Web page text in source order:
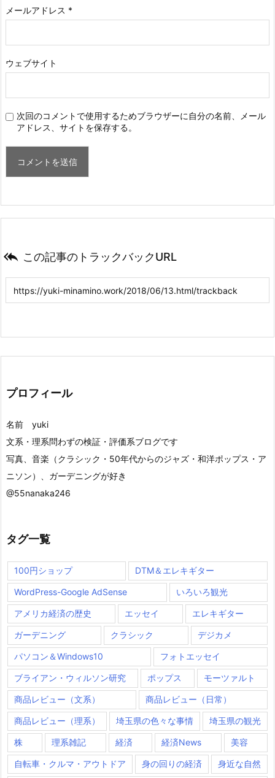
メールアドレス *
ウェブサイト
次回のコメントで使用するためブラウザーに自分の名前、メール
アドレス、サイトを保存する。
 この記事のトラックバックURL
プロフィール
名前 yuki
文系・理系問わずの検証・評価系ブログです
写真、音楽（クラシック・50年代からのジャズ・和洋ポップス・ア
ニソン）、ガーデニングが好き
@55nanaka246
タグ一覧
100円ショップ DTM＆エレキギター
WordPress-Google AdSense いろいろ観光
アメリカ経済の歴史 エッセイ エレキギター
ガーデニング クラシック デジカメ
パソコン＆Windows10 フォトエッセイ
ブライアン・ウィルソン研究 ポップス モーツァルト
商品レビュー（文系） 商品レビュー（日常）
商品レビュー（理系） 埼玉県の色々な事情 埼玉県の観光
株 理系雑記 経済 経済News 美容
自転車・クルマ・アウトドア 身の回りの経済 身近な自然